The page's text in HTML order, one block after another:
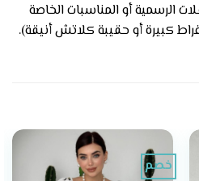
الرسمية أو المناسبات الخاصة
كبيرة أو حقيبة كلاتش أنيقة).
خصم